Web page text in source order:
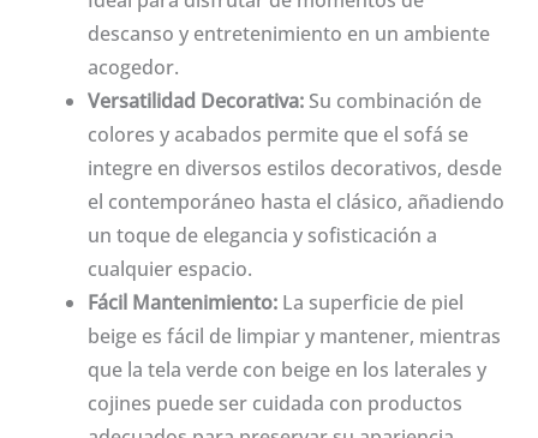
descanso y entretenimiento en un ambiente
acogedor.
Versatilidad Decorativa:Su combinación de
colores y acabados permite que el sofá se
integre en diversos estilos decorativos, desde
el contemporáneo hasta el clásico, añadiendo
un toque de elegancia y sofisticación a
cualquier espacio.
Fácil Mantenimiento:La superficie de piel
beige es fácil de limpiar y mantener, mientras
que la tela verde con beige en los laterales y
cojines puede ser cuidada con productos